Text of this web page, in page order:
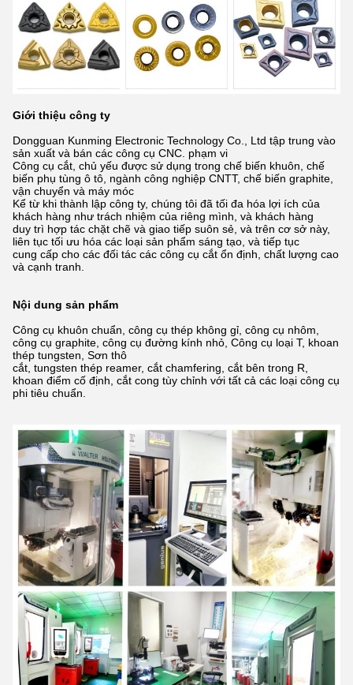
Giới thiệu công ty
Dongguan Kunming Electronic Technology Co., Ltd tập trung vào
sản xuất và bán các công cụ CNC. phạm vi
Công cụ cắt, chủ yếu được sử dụng trong chế biến khuôn, chế
biến phụ tùng ô tô, ngành công nghiệp CNTT, chế biến graphite,
vận chuyển và máy móc
Kể từ khi thành lập công ty, chúng tôi đã tối đa hóa lợi ích của
khách hàng như trách nhiệm của riêng mình, và khách hàng
duy trì hợp tác chặt chẽ và giao tiếp suôn sẻ, và trên cơ sở này,
liên tục tối ưu hóa các loại sản phẩm sáng tạo, và tiếp tục
cung cấp cho các đối tác các công cụ cắt ổn định, chất lượng cao
và cạnh tranh.
Nội dung sản phẩm
Công cụ khuôn chuẩn, công cụ thép không gỉ, công cụ nhôm,
công cụ graphite, công cụ đường kính nhỏ, Công cụ loại T, khoan
thép tungsten, Sơn thô
cắt, tungsten thép reamer, cắt chamfering, cắt bên trong R,
khoan điểm cố định, cắt cong tùy chỉnh với tất cả các loại công cụ
phi tiêu chuẩn.